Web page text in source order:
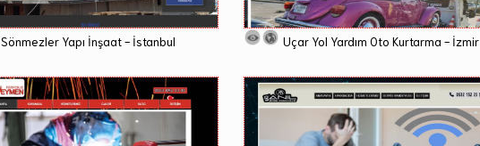
Sönmezler Yapı İnşaat - İstanbul Uçar Yol Yardım Oto Kurtarma - İzmir